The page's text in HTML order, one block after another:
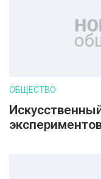
ОБЩЕСТВО